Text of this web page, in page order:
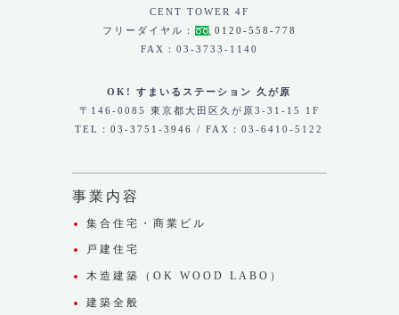
CENT TOWER 4F
フリーダイヤル：
0120-558-778
FAX：03-3733-1140
OK! すまいるステーション 久が原
〒146-0085 東京都大田区久が原3-31-15 1F
TEL：03-3751-3946 / FAX：03-6410-5122
事業内容
集合住宅・商業ビル
戸建住宅
木造建築（OK WOOD LABO）
建築全般